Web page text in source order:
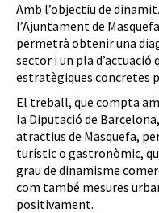
Amb l’objectiu de
l’Ajuntament de
permetrà obtenir una
sector i un pla
estratègiques concretes
El treball, que compta
la Diputació de
atractius de Masquefa,
turístic o gastronòmic,
grau de dinamisme
com també mesures
positivament.